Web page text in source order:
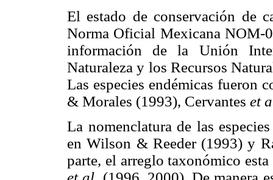
El estado de conservación de
Norma Oficial Mexicana NOM-
información de la Unión
Naturaleza y los Recursos
Las especies endémicas fueron
& Morales (1993), Cervantes et
La nomenclatura de las
en Wilson & Reeder (1993) y
parte, el arreglo taxonómico